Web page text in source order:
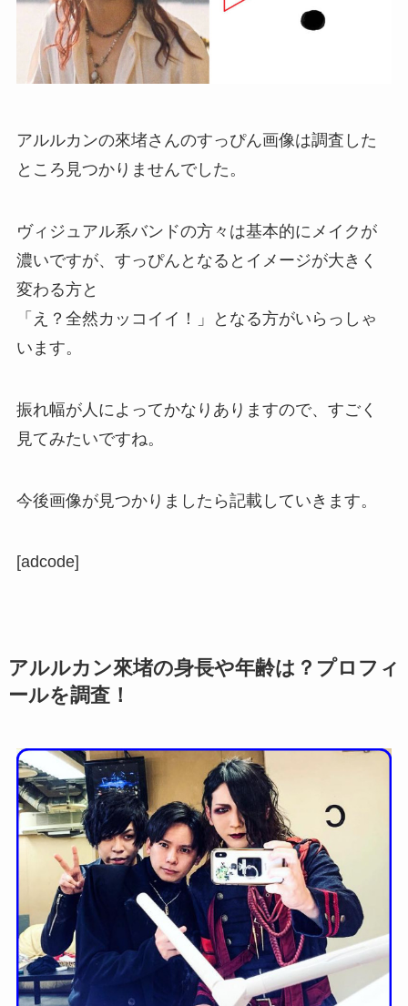
アルルカンの來堵さんのすっぴん画像は調査した
ところ見つかりませんでした。
ヴィジュアル系バンドの方々は基本的にメイクが
濃いですが、すっぴんとなるとイメージが大きく
変わる方と
「え？全然カッコイイ！」となる方がいらっしゃ
います。
振れ幅が人によってかなりありますので、すごく
見てみたいですね。
今後画像が見つかりましたら記載していきます。
[adcode]
アルルカン來堵の身長や年齢は？プロフィ
ールを調査！